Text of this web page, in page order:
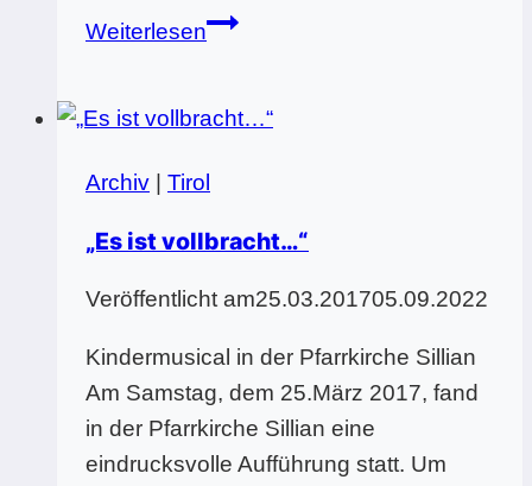
Weiterlesen39.
MusikerzieherInnen
Neuen
Musikmittelschulen
Archiv Tirol
„Es ist vollbracht…“
Veröffentlicht am25.03.201705.09.2022
Kindermusical in der Pfarrkirche Sillian
Am Samstag, dem 25.März 2017, fand
in der Pfarrkirche Sillian eine
eindrucksvolle Aufführung statt. Um